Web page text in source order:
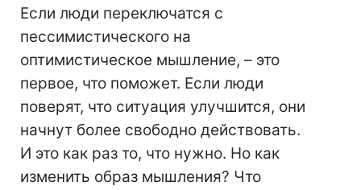
Если люди переключатся с
пессимистического на
оптимистическое мышление, – это
первое, что поможет. Если люди
поверят, что ситуация улучшится, они
начнут более свободно действовать.
И это как раз то, что нужно. Но как
изменить образ мышления? Что